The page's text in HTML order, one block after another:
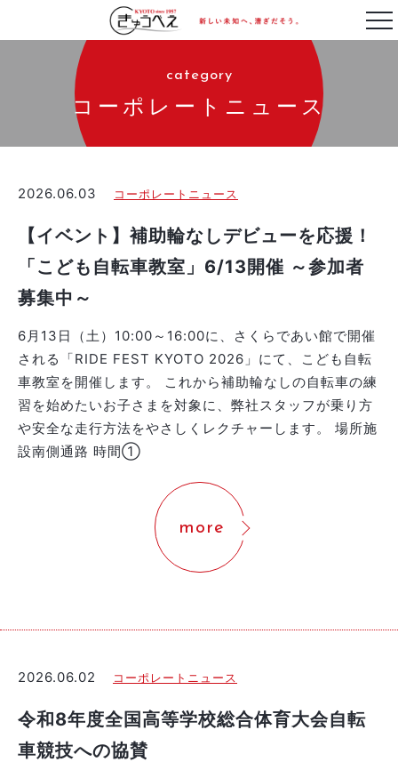
category
コーポレートニュース
2026.06.03 コーポレートニュース
【イベント】補助輪なしデビューを応援！
「こども自転車教室」6/13開催 ～参加者
募集中～
6月13日（土）10:00～16:00に、さくらであい館で開催
される「RIDE FEST KYOTO 2026」にて、こども自転
車教室を開催します。 これから補助輪なしの自転車の練
習を始めたいお子さまを対象に、弊社スタッフが乗り方
や安全な走行方法をやさしくレクチャーします。 場所施
設南側通路 時間①
more
2026.06.02 コーポレートニュース
令和8年度全国高等学校総合体育大会自転
車競技への協賛